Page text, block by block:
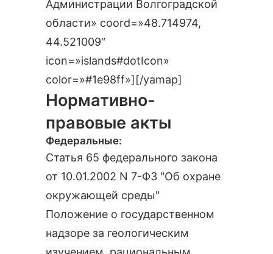
Администрации Волгоградской
области» coord=»48.714974,
44.521009″
icon=»islands#dotIcon»
color=»#1e98ff»][/yamap]
Нормативно-
правовые акты
Федеральные:
Статья 65 федерального закона
от 10.01.2002 N 7-ФЗ "Об охране
окружающей среды"
Положение о государственном
надзоре за геологическим